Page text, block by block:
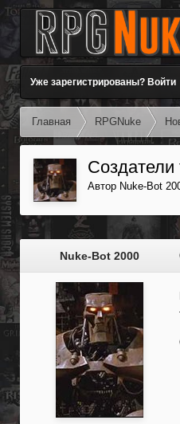
Уже зарегистрированы? Войти
Главная RPGNuke
Создатели
Автор Nuke-Bot
Nuke-Bot 2000